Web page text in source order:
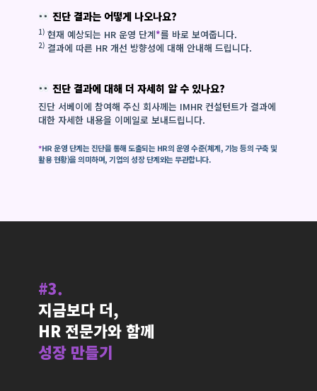
진단 결과는 어떻게 나오나요?
1) 현재 예상되는 HR 운영 단계*를 바로 보여줍니다.
2) 결과에 따른 HR 개선 방향성에 대해 안내해 드립니다.
진단 결과에 대해 더 자세히 알 수 있나요?
진단 서베이에 참여해 주신 회사께는 IMHR 컨설턴트가 결과에
대한 자세한 내용을 이메일로 보내드립니다.
*HR 운영 단계는 진단을 통해 도출되는 HR의 운영 수준(체계, 기능 등의 구축 및
활용 현황)을 의미하며, 기업의 성장 단계와는 무관합니다.
#3.
지금보다 더,
HR 전문가와 함께
성장 만들기